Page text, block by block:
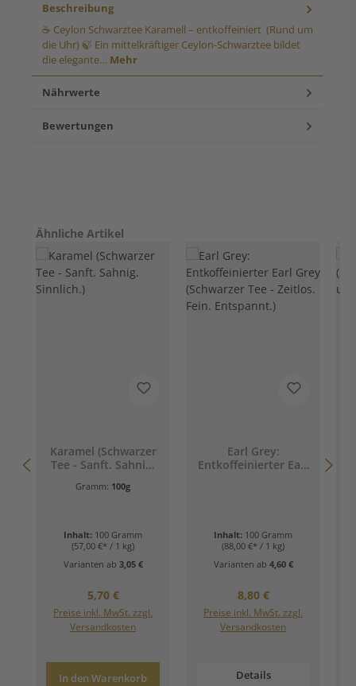
Beschreibung
☕ Ceylon Schwarztee Karamell – entkoffeiniert (Rund um
die Uhr) 🍃 Ein mittelkräftiger Ceylon-Schwarztee bildet
die elegante… Mehr
Nährwerte
Bewertungen
Produktgalerie überspringen
Ähnliche Artikel
Karamel (Schwarzer
Tee - Sanft. Sahnig.
Gramm: 100g
Inhalt: 100 Gramm
(57,00 €* / 1 kg)
Varianten ab 3,05 €
Regulärer Preis:
5,70 €
Preise inkl. MwSt. zzgl.
Versandkosten
In den Warenkorb
Earl Grey:
Entkoffeinierter Earl
Inhalt: 100 Gramm
(88,00 €* / 1 kg)
Varianten ab 4,60 €
Regulärer Preis:
8,80 €
Preise inkl. MwSt. zzgl.
Versandkosten
Details